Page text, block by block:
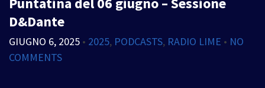
D&Dante
GIUGNO 6, 2025 • 2025, PODCASTS, RADIO LIME • NO
COMMENTS